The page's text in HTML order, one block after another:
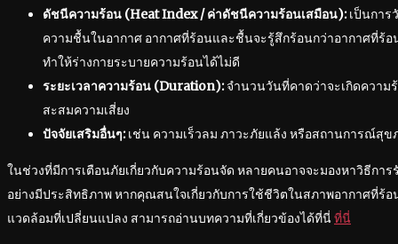
ดัชนีความร้อน (Heat Index / ค่าดัชนีความร้อนเสมือน):เป็นการ
ความชื้นในอากาศ อากาศที่ร้อนและชื้นจะรู้สึกร้อนกว่าอากาศที่ร้อ
ทำให้ร่างกายระบายความร้อนได้ไม่ดี
ระยะเวลาความร้อน (Duration):จำนวนวันที่คาดว่าจะเกิดความ
สะสมความเสี่ยง
ปัจจัยเสริมอื่นๆ:เช่น ความเร็วลม ภาวะภัยแล้ง หรือสถานการณ์สุ
ในช่วงที่มีการเตือนภัยเกี่ยวกับความร้อนจัด หลายคนอาจจะมองหาวิธีกา
อย่างมีประสิทธิภาพ หากคุณสนใจเกี่ยวกับการใช้ชีวิตในสภาพอากาศที่ร้
แวดล้อมที่เปลี่ยนแปลง สามารถอ่านบทความที่เกี่ยวข้องได้ที่นี่ที่นี่